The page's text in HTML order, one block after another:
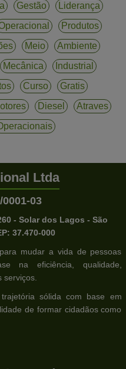
Gestão
Liderança
Produtos
Meio
Ambiente
Mecânica
Industrial
Curso
Gratis
Diesel
Atraves
Ltda
0001-03
- Solar dos Lagos - São
37.470-000
mudar a vida de pessoas
na eficiência, qualidade,
serviços.
sólida com base em
de formar cidadãos como